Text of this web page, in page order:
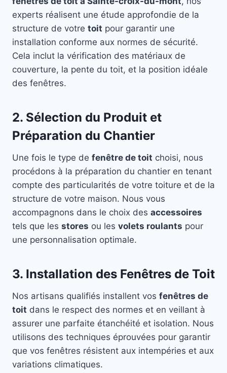
experts réalisent une étude approfondie de la
structure de votre toit pour garantir une
installation conforme aux normes de sécurité.
Cela inclut la vérification des matériaux de
couverture, la pente du toit, et la position idéale
des fenêtres.
2. Sélection du Produit et
Préparation du Chantier
Une fois le type de fenêtre de toit choisi, nous
procédons à la préparation du chantier en tenant
compte des particularités de votre toiture et de la
structure de votre maison. Nous vous
accompagnons dans le choix des accessoires
tels que les stores ou les volets roulants pour
une personnalisation optimale.
3. Installation des Fenêtres de Toit
Nos artisans qualifiés installent vos fenêtres de
toit dans le respect des normes et en veillant à
assurer une parfaite étanchéité et isolation. Nous
utilisons des techniques éprouvées pour garantir
que vos fenêtres résistent aux intempéries et aux
variations climatiques.